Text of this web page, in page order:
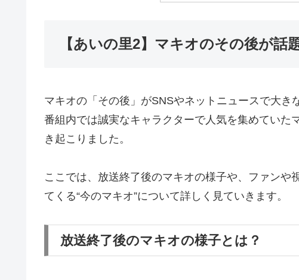
【あいの里2】マキオのその後が話
マキオの「その後」がSNSやネットニュースで大き
番組内では誠実なキャラクターで人気を集めていた
き起こりました。
ここでは、放送終了後のマキオの様子や、ファンや
てくる“今のマキオ”について詳しく見ていきます。
放送終了後のマキオの様子とは？